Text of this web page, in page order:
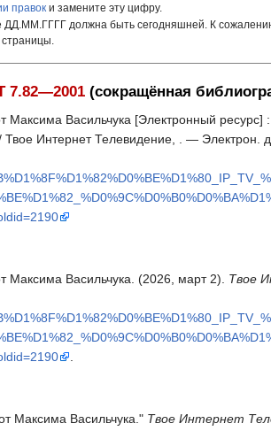
правоки замените эту цифру.
должна быть сегодняшней. К
7.82—2001 (сокращённая
Максима Васильчука [Электронный
Твое Интернет Телевидение, . —
Максима Васильчука. (2026, март 2). Твое
Максима Васильчука." Твое Интернет